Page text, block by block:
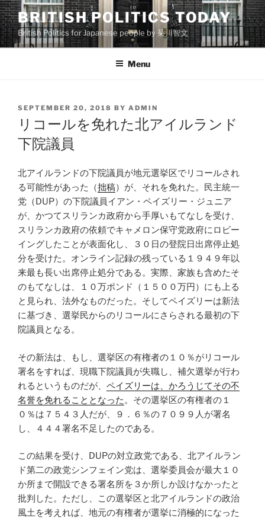
Skip
to
content
BRITISH POLITICS TODAY
British Politics for Japanese people by 菊川智文
Menu
POSTED
ON
SEPTEMBER 20, 2018 BY ADMIN
リコールを免れた北アイルランド
下院議員
北アイルランドの下院議員が地元選挙区でリコールされ
る可能性があった（拙稿）が、それを免れた。民主統一
党（DUP）の下院議員イアン・ペイズリー・ジュニア
が、かつてスリランカ政府から手厚いもてなしを受け、
スリランカ政府の依頼でキャメロン保守党政府にロビー
イングしたことが表面化し、３０日の登院日出席停止処
分を受けた。オンライン記録の残っている１９４９年以
来最も長い出席停止処分である。実際、家族も含めたそ
のもてなしは、１０万ポンド（１５００万円）にも上る
と見られ、法外なものだった。そしてペイズリーは新法
に基づき、選挙民からのリコールにさらされる最初の下
院議員となる。
その新法は、もし、選挙区の有権者の１０％がリコール
署名をすれば、現職下院議員が失職し、補欠選挙が行わ
れるというものだが、 ペイズリーは、かろうじてその不
名誉を免れることとなった。その選挙区の有権者の１
０％は７５４３人だが、９．６％の７０９９人が署名
し、４４４署名不足したのである。
この結果を受け、DUPの対立政党である、北アイルラン
ド第二の政党シンフェイン党は、選挙委員会が最大１０
か所まで開設できる署名所を３か所しか設けなかったと
批判した。ただし、この選挙区と北アイルランドの政治
風土を考えれば、地元の有権者が選挙に消極的になった